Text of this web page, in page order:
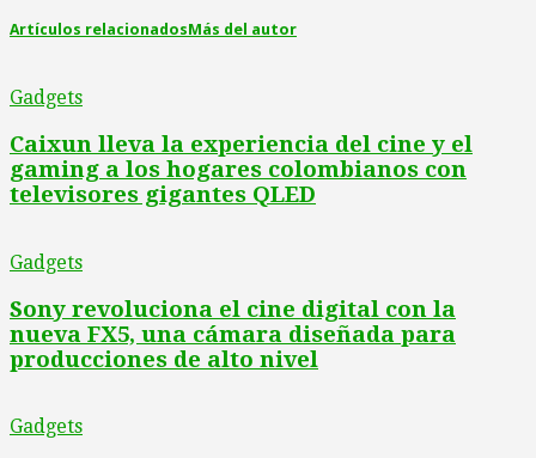
Artículos relacionadosMás del autor
Gadgets
Caixun lleva la experiencia del cine y el
gaming a los hogares colombianos con
televisores gigantes QLED
Gadgets
Sony revoluciona el cine digital con la
nueva FX5, una cámara diseñada para
producciones de alto nivel
Gadgets